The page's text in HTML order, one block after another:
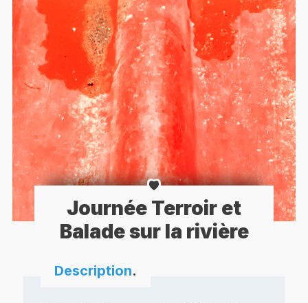
Journée Terroir et
Balade sur la rivière
Description.